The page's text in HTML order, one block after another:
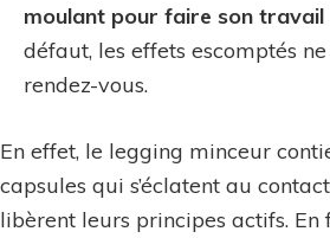
moulant pour faire son travail
défaut, les effets escomptés
rendez-vous.
En effet, le legging minceur
capsules qui s’éclatent au
libèrent leurs principes actifs. En